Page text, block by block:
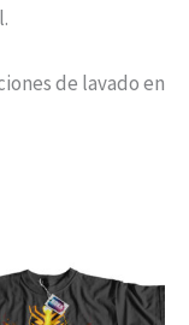
de lavado en
Este